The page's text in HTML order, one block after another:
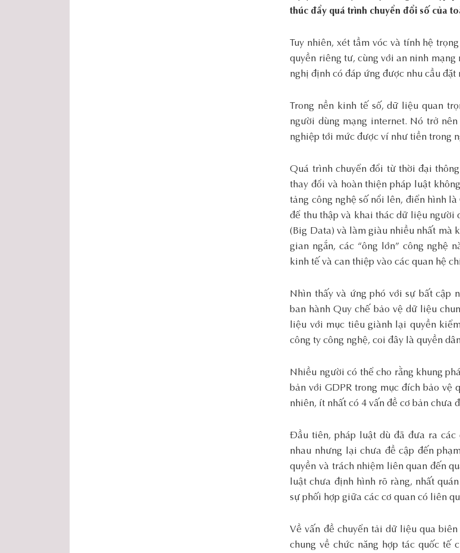
thúc đẩy quá trình chuyển đổi số của
Tuy nhiên, xét tầm vóc và tính hệ
quyền riêng tư, cùng với an ninh mạng
nghị định có đáp ứng được nhu cầu đặt
Trong nền kinh tế số, dữ liệu quan
người dùng mạng internet. Nó trở
nghiệp tới mức được ví như tiền trong
Quá trình chuyển đổi từ thời đại
thay đổi và hoàn thiện pháp luật
tảng công nghệ số nổi lên, điển hình
để thu thập và khai thác dữ liệu người
(Big Data) và làm giàu nhiều nhất mà
gian ngắn, các “ông lớn” công nghệ
kinh tế và can thiệp vào các quan hệ
Nhìn thấy và ứng phó với sự bất cập
ban hành Quy chế bảo vệ dữ liệu
liệu với mục tiêu giành lại quyền
công ty công nghệ, coi đây là quyền
Nhiều người có thể cho rằng khung
bản với GDPR trong mục đích bảo vệ
nhiên, ít nhất có 4 vấn đề cơ bản chưa
Đầu tiên, pháp luật dù đã đưa ra các
nhau nhưng lại chưa đề cập đến
quyền và trách nhiệm liên quan đến
luật chưa định hình rõ ràng, nhất
sự phối hợp giữa các cơ quan có liên
Về vấn đề chuyển tải dữ liệu qua
chung về chức năng hợp tác quốc tế